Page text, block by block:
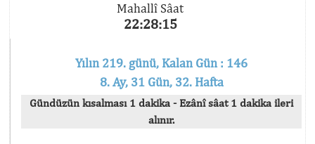
Mahallî Sâat
22:28:16
Yılın 219. günü, Kalan Gün : 146
8. Ay, 31 Gün, 32. Hafta
Gündüzün kısalması 1 dakika - Ezânî sâat 1 dakika ileri
alınır.